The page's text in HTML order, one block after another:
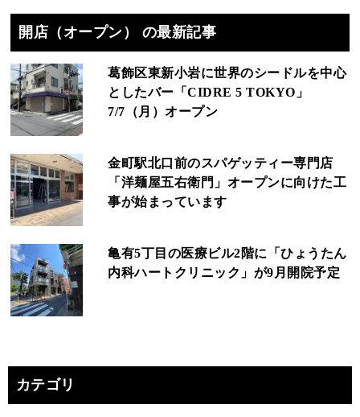
開店（オープン） の最新記事
葛飾区東新小岩に世界のシードルを中心
としたバー「CIDRE 5 TOKYO」
7/7（月）オープン
金町駅北口前のスパゲッティー専門店
「洋麺屋五右衛門」オープンに向けた工
事が始まっています
亀有5丁目の医療ビル2階に「ひょうたん
内科ハートクリニック」が9月開院予定
カテゴリ